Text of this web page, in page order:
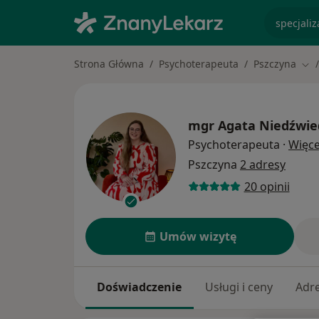
Strona Główna Psychoterapeuta Pszczyna
mgr Agata
Psychoterapeuta ·
Pszczyna 2 adresy
20 opinii
Umów wizytę
Doświadczenie Usługi i ceny